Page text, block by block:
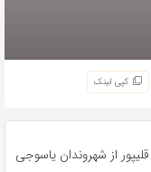
کپی لینک
از شهروندان یاسوجی